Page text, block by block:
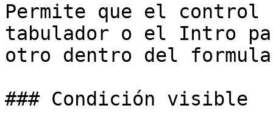
Permite que el control
tabulador o el Intro
otro dentro del
### Condición visible